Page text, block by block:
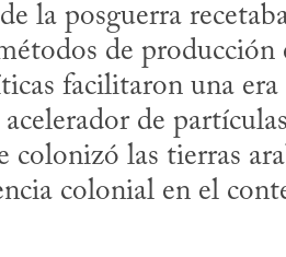
la posguerra
de producción
facilitaron una
de
colonizó las tierras
colonial en el